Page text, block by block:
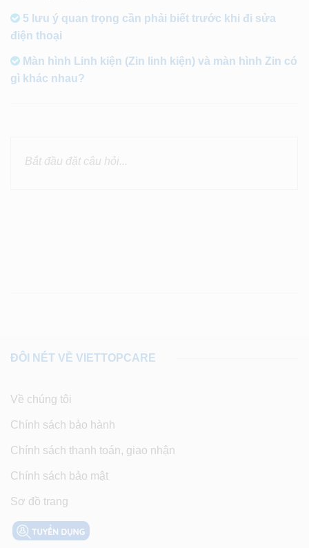
5 lưu ý quan trọng cần phải biết trước khi đi sửa
điện thoại
Màn hình Linh kiện (Zin linh kiện) và màn hình Zin có
gì khác nhau?
ĐÔI NÉT VỀ VIETTOPCARE
Về chúng tôi
Chính sách bảo hành
Chính sách thanh toán, giao nhận
Chính sách bảo mật
Sơ đồ trang